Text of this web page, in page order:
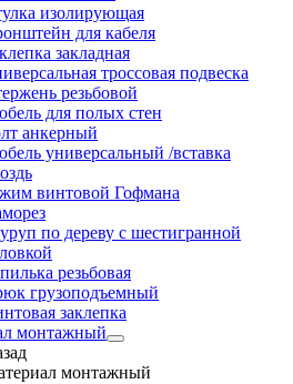
изолирующая
для кабеля
закладная
троссовая подвеска
резьбовой
для полых стен
анкерный
универсальный /вставка
винтовой Гофмана
по дереву с шестигранной
резьбовая
грузоподъемный
заклепка
монтажный
монтажный